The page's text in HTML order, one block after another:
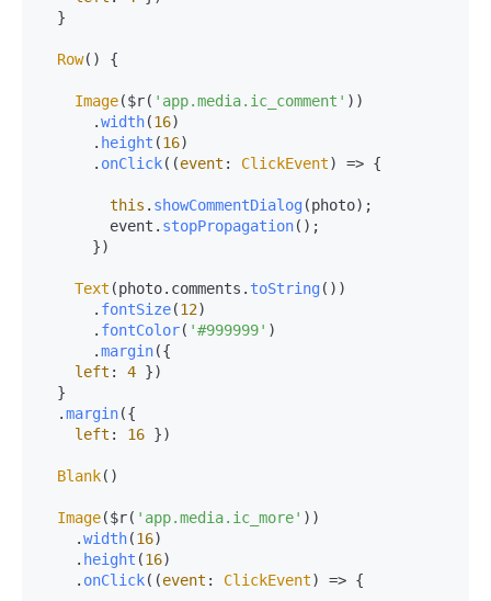
Row() {
Image($r( 'app.media.ic_comment' ))
      .
width(16)
      .
height (16)
      .
onClick( (event : ClickEvent) => {
this . showCommentDialog (photo);
        event.
stopPropagation();
Text (photo. comments . toString ())
      .
fontSize(12)
      .
fontColor( '#999999' )
      .
margin({
left : 4 })
  .
margin({
left : 16 })
Blank()
Image($r( 'app.media.ic_more' ))
    .
width(16)
    .
height (16)
    .
onClick( (event : ClickEvent) => {